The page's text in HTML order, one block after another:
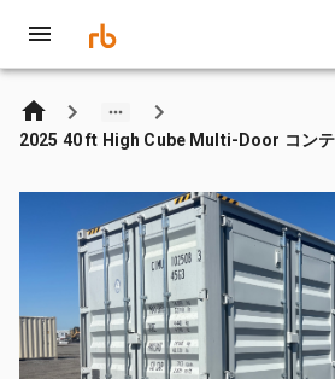
2025 40 ft High Cube Multi-Door コン